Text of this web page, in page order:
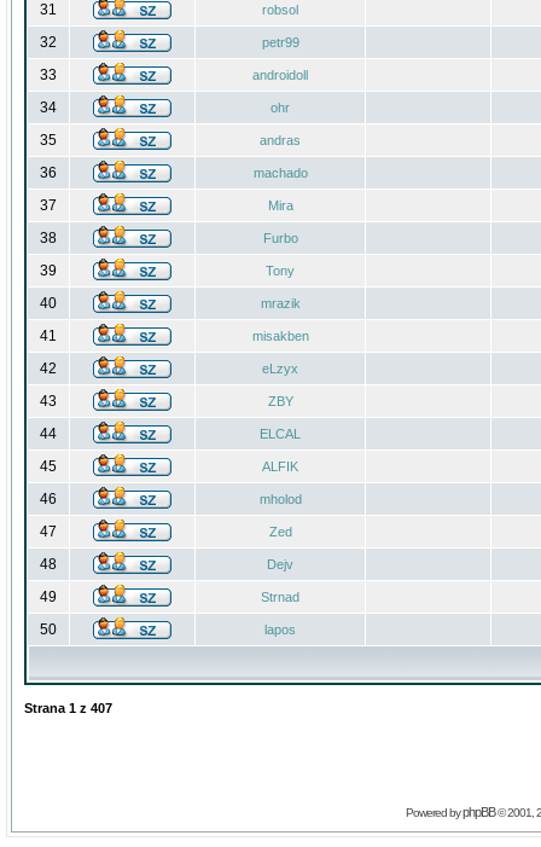
31 robsol
32 petr99
33 androidoll
34 ohr
35 andras
36 machado
37 Mira
38 Furbo
39 Tony
40 mrazik
41 misakben
42 eLzyx
43 ZBY
44 ELCAL
45 ALFIK
46 mholod
47 Zed
48 Dejv
49 Strnad
50 lapos
Strana 1 z 407
Powered byphpBB© 2001,